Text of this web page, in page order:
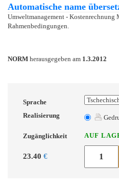
Automatische name
Umweltmanagement - Kostenrechnung
Rahmenbedingungen.
NORM herausgegeben am 1.3.2012
Sprache
Realisierung
Zugänglichkeit AUF
23.40 €